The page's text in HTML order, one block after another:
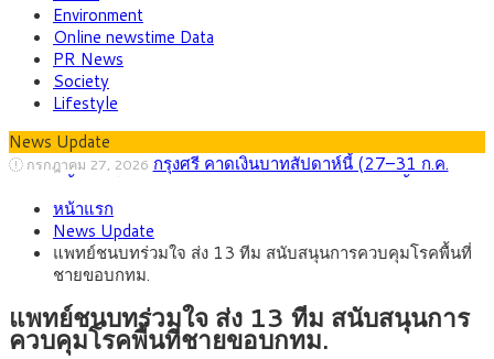
Environment
Online newstime Data
PR News
Society
Lifestyle
News Update
กรกฎาคม 27, 2026 กรุงศรี คาดเงินบาทสัปดาห์นี้ (27–31 ก.ค.
หน้ารถไฟฟ้าสงขลา โมโนเรล 12.54 กม. เชื่อมเมืองหาดใหญ่
สิงหาคม 4, 2026
รายหัวเพียง 2,618 บาท เสนอทบทวนจัดสรรงบให้สอดคล้องภาระ
งานจริง
สิงหาคม 3, 2026 กรุงศรี คาดเงินบาทสัปดาห์นี้ซื้อขายในกรอบ
33.00-33.60 ติดตามข้อมูลจ้างงานสหรัฐฯ
สิงหาคม 1, 2026 “เอกนิติ” เปิดเครื่องยนต์เศรษฐกิจใหม่ของไทย
เดินหน้า 5 ยุทธศาสตร์ รื้อโครงสร้างเศรษฐกิจ ดันไทยโตเต็ม
ศักยภาพ
กรกฎาคม 27, 2026
ติดลายการ์ตูน กรมศุลกากร เตือนผู้ปกครองเฝ้าระวัง หลังยึดล็อต
ใหญ่จากเยอรมนี
หน้าแรก
News Update
แพทย์ชนบทร่วมใจ ส่ง 13 ทีม สนับสนุนการควบคุมโรคพื้นที่
ชายขอบกทม.
แพทย์ชนบทร่วมใจ ส่ง 13 ทีม สนับสนุนการ
ควบคุมโรคพื้นที่ชายขอบกทม.